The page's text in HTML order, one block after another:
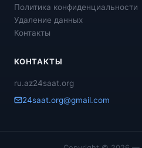
Политика конфиденциальности
Удаление данных
Контакты
КОНТАКТЫ
ru.az24saat.org
24saat.org@gmail.com